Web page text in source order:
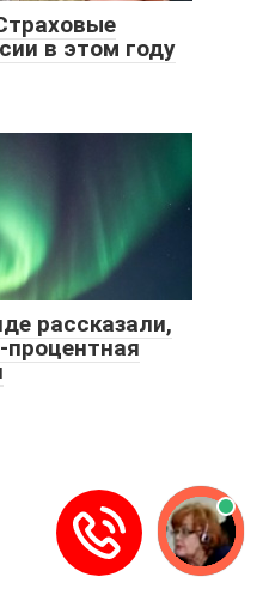
в этом году
рассказали,